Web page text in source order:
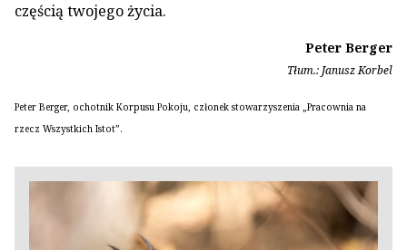
częścią twojego życia.
Peter Berger
Tłum.: Janusz Korbel
Peter Berger, ochotnik Korpusu Pokoju, członek stowarzyszenia „Pracownia na
rzecz Wszystkich Istot”.